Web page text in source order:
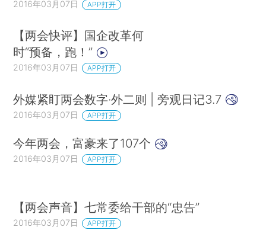
2016年03月07日 APP打开
【两会快评】国企改革何
时“预备，跑！”
2016年03月07日 APP打开
外媒紧盯两会数字·外二则 | 旁观日记3.7
2016年03月07日 APP打开
今年两会，富豪来了107个
2016年03月07日 APP打开
【两会声音】七常委给干部的“忠告”
2016年03月07日 APP打开